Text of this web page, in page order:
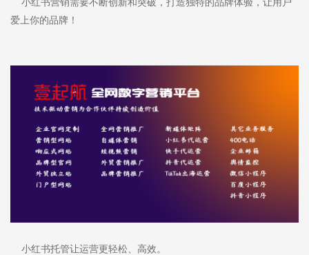
小红书营销需要不断创新和突破，打造独特的品牌体验，让用户
爱上你的品牌！
小红书托管让运营更轻松、高效。